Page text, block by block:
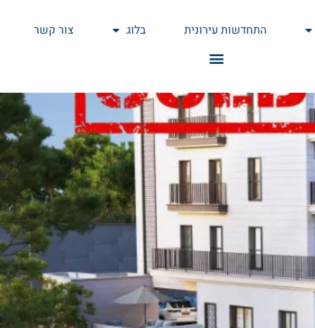
התחדשות עירונית בלוג צור קשר